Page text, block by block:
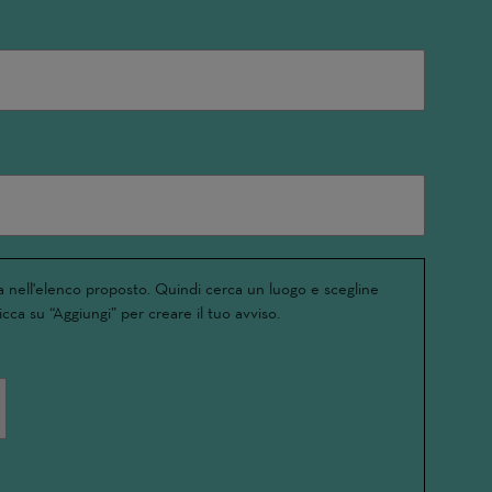
nell'elenco proposto. Quindi cerca un luogo e scegline
su “Aggiungi” per creare il tuo avviso.